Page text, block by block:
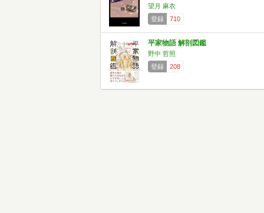
望月 麻衣
登録
710
平家物語 解剖図鑑
野中 哲照
登録
208